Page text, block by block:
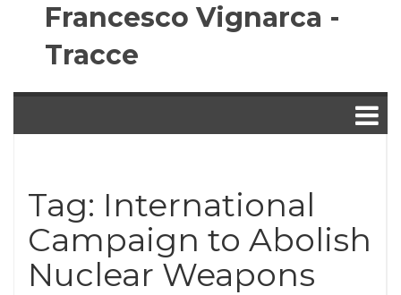
Francesco Vignarca -
Tracce
Tag: International
Campaign to Abolish
Nuclear Weapons